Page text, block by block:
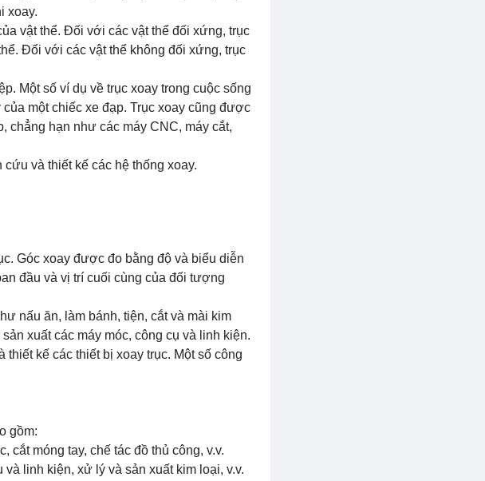
xoay.
vật thể. Đối với các vật thể đối xứng, trục
Đối với các vật thể không đối xứng, trục
Một số ví dụ về trục xoay trong cuộc sống
một chiếc xe đạp. Trục xoay cũng được
chẳng hạn như các máy CNC, máy cắt,
và thiết kế các hệ thống xoay.
Góc xoay được đo bằng độ và biểu diễn
đầu và vị trí cuối cùng của đối tượng
nấu ăn, làm bánh, tiện, cắt và mài kim
xuất các máy móc, công cụ và linh kiện.
kế các thiết bị xoay trục. Một số công
gồm:
cắt móng tay, chế tác đồ thủ công, v.v.
linh kiện, xử lý và sản xuất kim loại, v.v.